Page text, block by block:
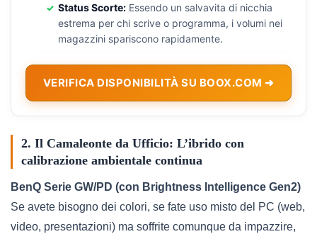
Status Scorte: Essendo un salvavita di nicchia
estrema per chi scrive o programma, i volumi nei
magazzini spariscono rapidamente.
VERIFICA DISPONIBILITÀ SU BOOX.COM ➜
2. Il Camaleonte da Ufficio: L’ibrido con
calibrazione ambientale continua
BenQ Serie GW/PD (con Brightness Intelligence Gen2)
Se avete bisogno dei colori, se fate uso misto del PC (web,
video, presentazioni) ma soffrite comunque da impazzire,